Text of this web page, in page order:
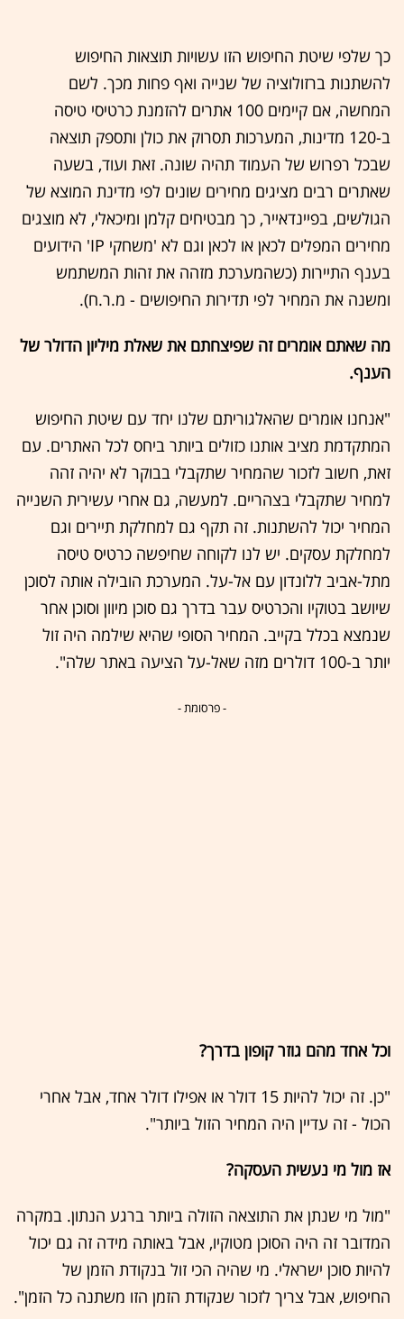
כך שלפי שיטת החיפוש הזו עשויות תוצאות החיפוש
להשתנות ברזולוציה של שנייה ואף פחות מכך. לשם
המחשה, אם קיימים 100 אתרים להזמנת כרטיסי טיסה
ב-120 מדינות, המערכות תסרוק את כולן ותספק תוצאה
שבכל רפרוש של העמוד תהיה שונה. זאת ועוד, בשעה
שאתרים רבים מציגים מחירים שונים לפי מדינת המוצא של
הגולשים, בפיינדאייר, כך מבטיחים קלמן ומיכאלי, לא מוצגים
מחירים המפלים לכאן או לכאן וגם לא 'משחקי IP' הידועים
בענף התיירות (כשהמערכת מזהה את זהות המשתמש
ומשנה את המחיר לפי תדירות החיפושים - מ.ר.ח).
מה שאתם אומרים זה שפיצחתם את שאלת מיליון הדולר של
הענף.
"אנחנו אומרים שהאלגוריתם שלנו יחד עם שיטת החיפוש
המתקדמת מציב אותנו כזולים ביותר ביחס לכל האתרים. עם
זאת, חשוב לזכור שהמחיר שתקבלי בבוקר לא יהיה זהה
למחיר שתקבלי בצהריים. למעשה, גם אחרי עשירית השנייה
המחיר יכול להשתנות. זה תקף גם למחלקת תיירים וגם
למחלקת עסקים. יש לנו לקוחה שחיפשה כרטיס טיסה
מתל-אביב ללונדון עם אל-על. המערכת הובילה אותה לסוכן
שיושב בטוקיו והכרטיס עבר בדרך גם סוכן מיוון וסוכן אחר
שנמצא בכלל בקייב. המחיר הסופי שהיא שילמה היה זול
יותר ב-100 דולרים מזה שאל-על הציעה באתר שלה".
- פרסומת -
וכל אחד מהם גוזר קופון בדרך?
"כן. זה יכול להיות 15 דולר או אפילו דולר אחד, אבל אחרי
הכול - זה עדיין היה המחיר הזול ביותר".
אז מול מי נעשית העסקה?
"מול מי שנתן את התוצאה הזולה ביותר ברגע הנתון. במקרה
המדובר זה היה הסוכן מטוקיו, אבל באותה מידה זה גם יכול
להיות סוכן ישראלי. מי שהיה הכי זול בנקודת הזמן של
החיפוש, אבל צריך לזכור שנקודת הזמן הזו משתנה כל הזמן".